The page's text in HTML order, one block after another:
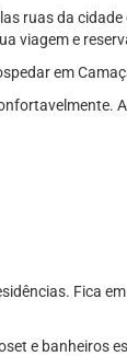
ruas da
viagem e
em
Fica
e banheiros